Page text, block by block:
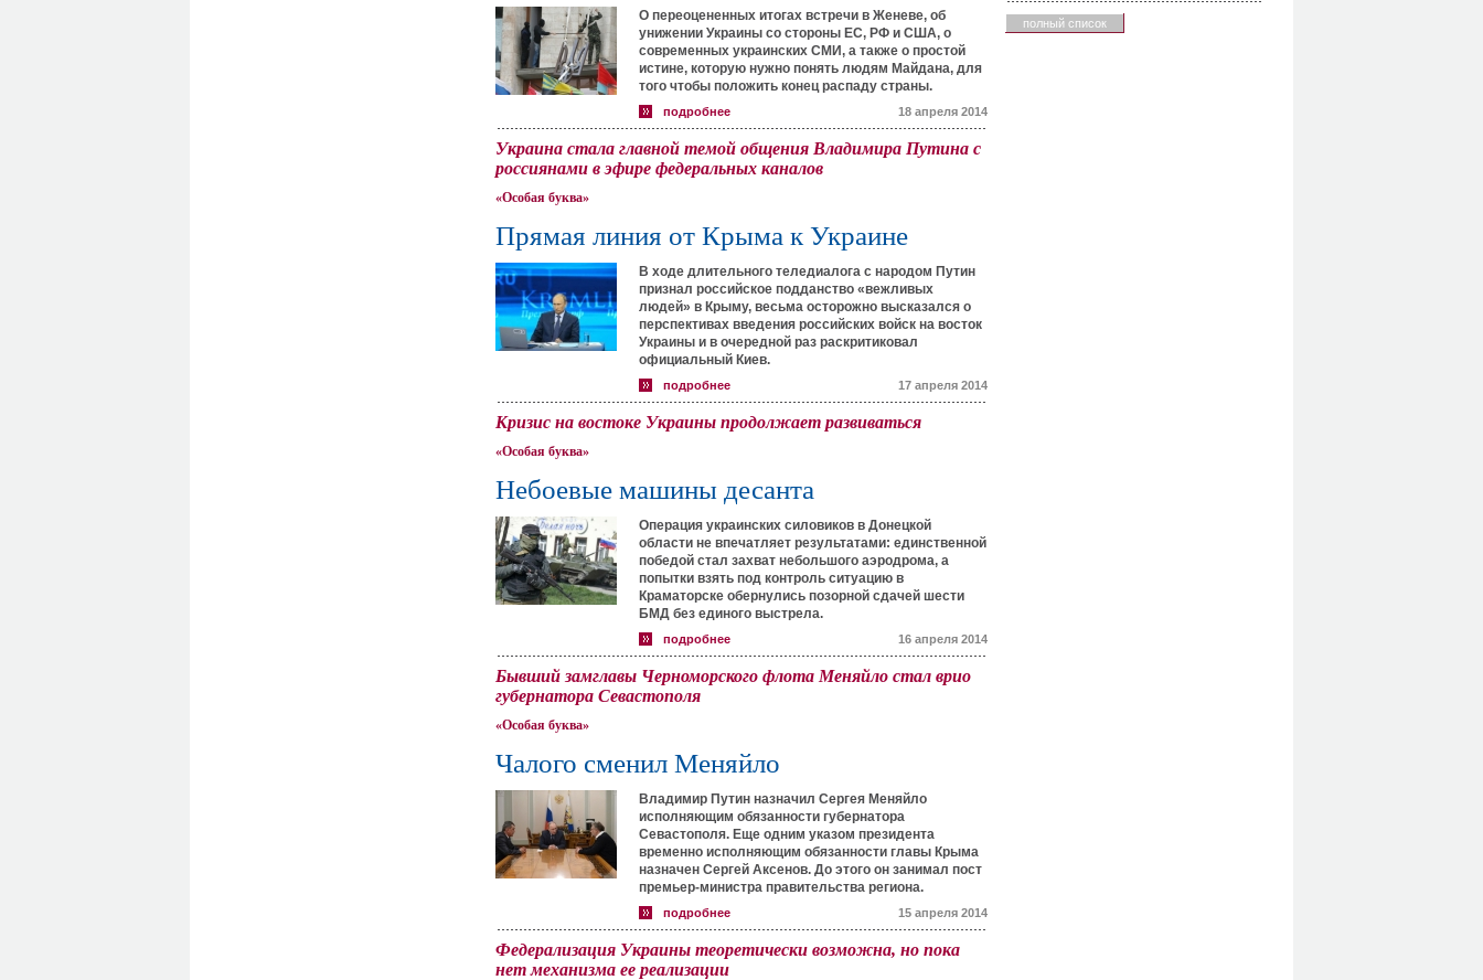
О переоцененных итогах встречи в Женеве, об
унижении Украины со стороны ЕС, РФ и США, о
современных украинских СМИ, а также о простой
истине, которую нужно понять людям Майдана, для
того чтобы положить конец распаду страны.
подробнее 18 апреля 2014
Украина стала главной темой общения Владимира Путина с
россиянами в эфире федеральных каналов
«Особая буква»
Прямая линия от Крыма к Украине
В ходе длительного теледиалога с народом Путин
признал российское подданство «вежливых
людей» в Крыму, весьма осторожно высказался о
перспективах введения российских войск на восток
Украины и в очередной раз раскритиковал
официальный Киев.
подробнее 17 апреля 2014
Кризис на востоке Украины продолжает развиваться
«Особая буква»
Небоевые машины десанта
Операция украинских силовиков в Донецкой
области не впечатляет результатами: единственной
победой стал захват небольшого аэродрома, а
попытки взять под контроль ситуацию в
Краматорске обернулись позорной сдачей шести
БМД без единого выстрела.
подробнее 16 апреля 2014
Бывший замглавы Черноморского флота Меняйло стал врио
губернатора Севастополя
«Особая буква»
Чалого сменил Меняйло
Владимир Путин назначил Сергея Меняйло
исполняющим обязанности губернатора
Севастополя. Еще одним указом президента
временно исполняющим обязанности главы Крыма
назначен Сергей Аксенов. До этого он занимал пост
премьер-министра правительства региона.
подробнее 15 апреля 2014
Федерализация Украины теоретически возможна, но пока
нет механизма ее реализации
полный список